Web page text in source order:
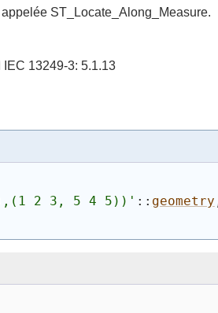
ST_Locate_Along_Measure.
13249-3: 5.1.13
3),(1 2 3, 5 4 5))' :: geometry